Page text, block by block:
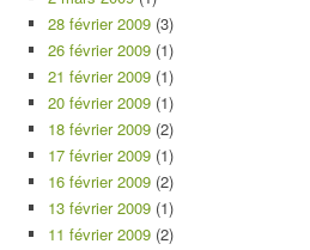
28 février 2009 (3)
26 février 2009 (1)
21 février 2009 (1)
20 février 2009 (1)
18 février 2009 (2)
17 février 2009 (1)
16 février 2009 (2)
13 février 2009 (1)
11 février 2009 (2)